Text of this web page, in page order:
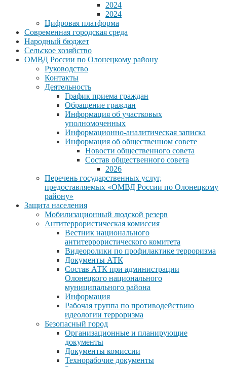
2024
2024
Цифровая платформа
Современная городская среда
Народный бюджет
Сельское хозяйство
ОМВД России по Олонецкому району
Руководство
Контакты
Деятельность
График приема граждан
Обращение граждан
Информация об участковых
уполномоченных
Информационно-аналитическая записка
Информация об общественном совете
Новости общественного совета
Состав общественного совета
2026
Перечень государственных услуг,
предоставляемых «ОМВД России по Олонецкому
району»
Защита населения
Мобилизационный людской резерв
Антитеррористическая комиссия
Вестник национального
антитеррористического комитета
Видеоролики по профилактике терроризма
Документы АТК
Состав АТК при администрации
Олонецкого национального
муниципального района
Информация
Рабочая группа по противодействию
идеологии терроризма
Безопасный город
Организационные и планирующие
документы
Документы комиссии
Технорабочие документы